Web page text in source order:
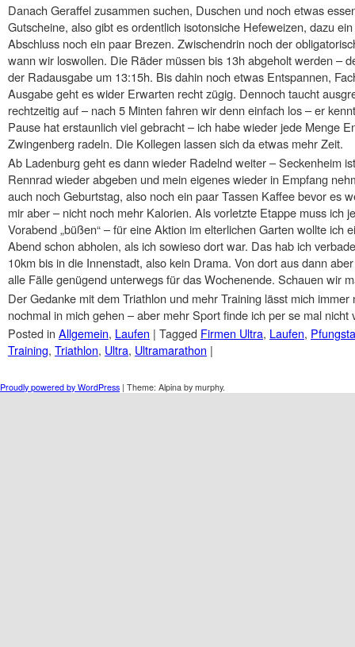
Danach Geraffel zusammen suchen, Duschen und noch etwas
Gutscheine, also gibt es ordentlich isotonsiche Hefeweizen, dazu
Abschluss noch ein paar Brezen. Zwischendrin noch der
wann wir loswollen. Die Räder müssen bis 13h abgeholt werden –
der Radausgabe um 13:15h. Bis dahin noch etwas Entspannen,
Ausgabe geht es wider Erwarten recht zügig. Dennoch taucht
rechtzeitig auf – nach 5 Minten fahren wir denn einfach los – er
Pause hat erstaunlich viel gebracht – ich habe wieder jede Menge
Zwingenberg radeln. Die Kollegen lassen sich da etwas mehr Zeit.
Ab Ladenburg geht es dann wieder Radelnd weiter – Seckenheim
Rennrad wieder abgeben und mein eigenes wieder in Empfang
auch noch Geburtstag, also noch ein paar Tassen Kaffee bevor es
mir aber – nicht noch mehr Kalorien. Als vorletzte Etappe muss ich
Vorabend „büßen“ – für eine Aktion im elterlichen Garten wollte ich
Abend schon abholen, als ich sowieso dort war. Das hab ich
10km bis in die Innenstadt, also kein Drama. Von dort aus dann
alle Fälle genügend unterwegs für das Wochenende. Schauen wir
Der Gedanke mit dem Triathlon und mehr Training lässt mich
nochmal in mich gehen – aber mehr Sport finde ich per se mal nicht
Posted in Allgemein, Laufen | Tagged Firmen Ultra, Laufen,
Training, Triathlon, Ultra, Ultramarathon |
Proudly powered by WordPress | Theme: Alpina by murphy.